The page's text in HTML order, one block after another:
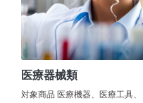
医療器械類
対象商品 医療機器、医療工具、